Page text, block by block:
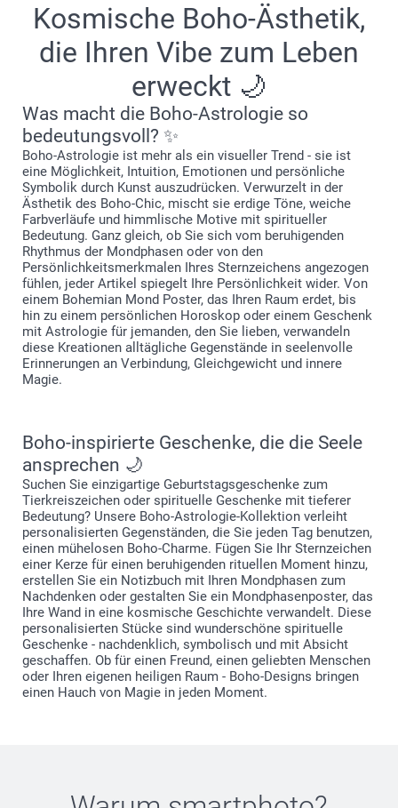
Kosmische Boho-Ästhetik,
die Ihren Vibe zum Leben
erweckt 🌙
Was macht die Boho-Astrologie so
bedeutungsvoll? ✨
Boho-Astrologie ist mehr als ein visueller Trend - sie ist
eine Möglichkeit, Intuition, Emotionen und persönliche
Symbolik durch Kunst auszudrücken. Verwurzelt in der
Ästhetik des Boho-Chic, mischt sie erdige Töne, weiche
Farbverläufe und himmlische Motive mit spiritueller
Bedeutung. Ganz gleich, ob Sie sich vom beruhigenden
Rhythmus der Mondphasen oder von den
Persönlichkeitsmerkmalen Ihres Sternzeichens angezogen
fühlen, jeder Artikel spiegelt Ihre Persönlichkeit wider. Von
einem Bohemian Mond Poster, das Ihren Raum erdet, bis
hin zu einem persönlichen Horoskop oder einem Geschenk
mit Astrologie für jemanden, den Sie lieben, verwandeln
diese Kreationen alltägliche Gegenstände in seelenvolle
Erinnerungen an Verbindung, Gleichgewicht und innere
Magie.
Boho-inspirierte Geschenke, die die Seele
ansprechen 🌙
Suchen Sie einzigartige Geburtstagsgeschenke zum
Tierkreiszeichen oder spirituelle Geschenke mit tieferer
Bedeutung? Unsere Boho-Astrologie-Kollektion verleiht
personalisierten Gegenständen, die Sie jeden Tag benutzen,
einen mühelosen Boho-Charme. Fügen Sie Ihr Sternzeichen
einer Kerze für einen beruhigenden rituellen Moment hinzu,
erstellen Sie ein Notizbuch mit Ihren Mondphasen zum
Nachdenken oder gestalten Sie ein Mondphasenposter, das
Ihre Wand in eine kosmische Geschichte verwandelt. Diese
personalisierten Stücke sind wunderschöne spirituelle
Geschenke - nachdenklich, symbolisch und mit Absicht
geschaffen. Ob für einen Freund, einen geliebten Menschen
oder Ihren eigenen heiligen Raum - Boho-Designs bringen
einen Hauch von Magie in jeden Moment.